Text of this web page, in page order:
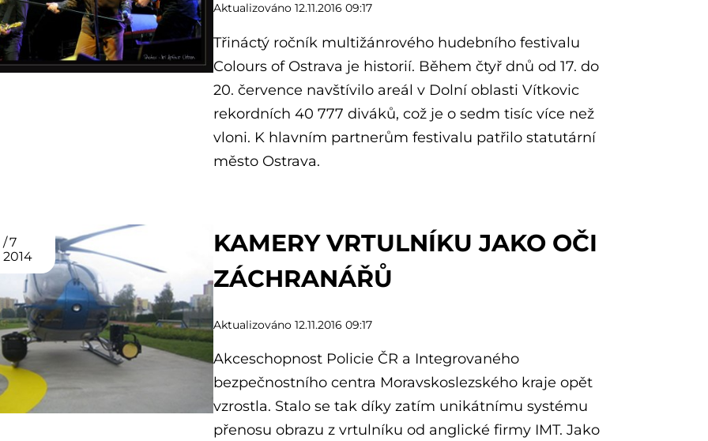
Aktualizováno 12.11.2016 09:17
Třináctý ročník multižánrového hudebního festivalu
Colours of Ostrava je historií. Během čtyř dnů od 17. do
20. července navštívilo areál v Dolní oblasti Vítkovic
rekordních 40 777 diváků, což je o sedm tisíc více než
vloni. K hlavním partnerům festivalu patřilo statutární
město Ostrava.
7
2014
KAMERY VRTULNÍKU JAKO OČI
ZÁCHRANÁŘŮ
Aktualizováno 12.11.2016 09:17
Akceschopnost Policie ČR a Integrovaného
bezpečnostního centra Moravskoslezského kraje opět
vzrostla. Stalo se tak díky zatím unikátnímu systému
přenosu obrazu z vrtulníku od anglické firmy IMT. Jako